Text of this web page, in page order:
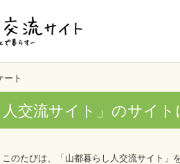
ト
人交流サイト」のサイ
このたびは、「山都暮らし人交流サイト」